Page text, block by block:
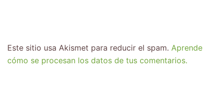
Este sitio usa Akismet para reducir el spam. Aprende
cómo se procesan los datos de tus comentarios.